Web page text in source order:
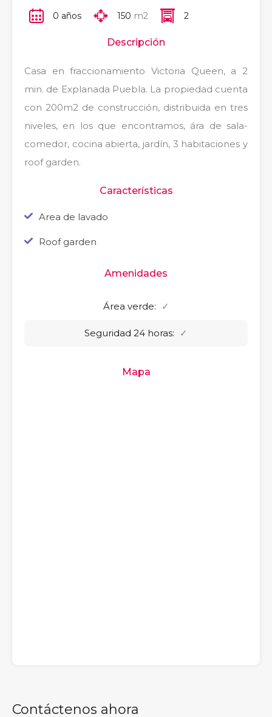
0 años 150 m2 2
Descripción
Casa en fraccionamiento Victoria Queen, a 2
min. de Explanada Puebla. La propiedad cuenta
con 200m2 de construcción, distribuida en tres
niveles, en los que encontramos, ára de sala-
comedor, cocina abierta, jardín, 3 habitaciones y
roof garden.
Características
Area de lavado
Roof garden
Amenidades
Área verde: ✓
Seguridad 24 horas: ✓
Mapa
Contáctenos ahora